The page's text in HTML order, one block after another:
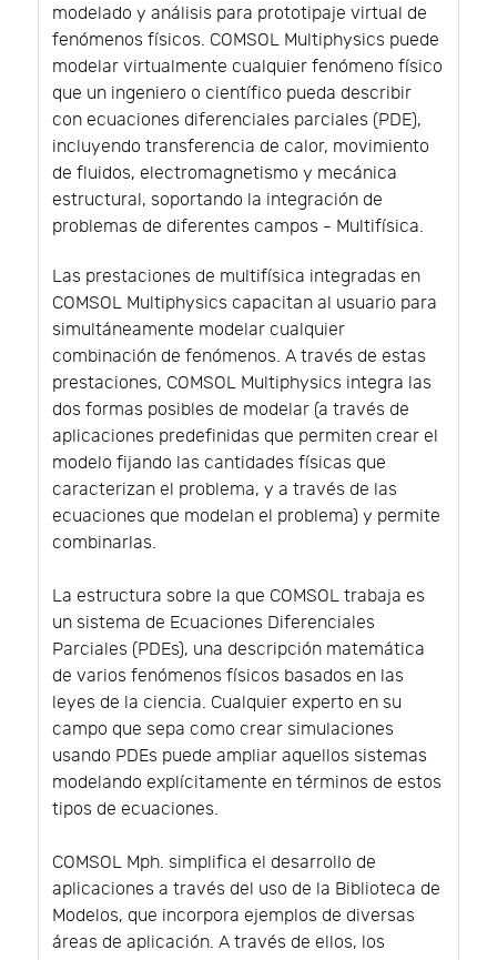
modelado y análisis para prototipaje virtual de
fenómenos físicos. COMSOL Multiphysics puede
modelar virtualmente cualquier fenómeno físico
que un ingeniero o científico pueda describir
con ecuaciones diferenciales parciales (PDE),
incluyendo transferencia de calor, movimiento
de fluidos, electromagnetismo y mecánica
estructural, soportando la integración de
problemas de diferentes campos - Multifísica.
Las prestaciones de multifísica integradas en
COMSOL Multiphysics capacitan al usuario para
simultáneamente modelar cualquier
combinación de fenómenos. A través de estas
prestaciones, COMSOL Multiphysics integra las
dos formas posibles de modelar (a través de
aplicaciones predefinidas que permiten crear el
modelo fijando las cantidades físicas que
caracterizan el problema, y a través de las
ecuaciones que modelan el problema) y permite
combinarlas.
La estructura sobre la que COMSOL trabaja es
un sistema de Ecuaciones Diferenciales
Parciales (PDEs), una descripción matemática
de varios fenómenos físicos basados en las
leyes de la ciencia. Cualquier experto en su
campo que sepa como crear simulaciones
usando PDEs puede ampliar aquellos sistemas
modelando explícitamente en términos de estos
tipos de ecuaciones.
COMSOL Mph. simplifica el desarrollo de
aplicaciones a través del uso de la Biblioteca de
Modelos, que incorpora ejemplos de diversas
áreas de aplicación. A través de ellos, los